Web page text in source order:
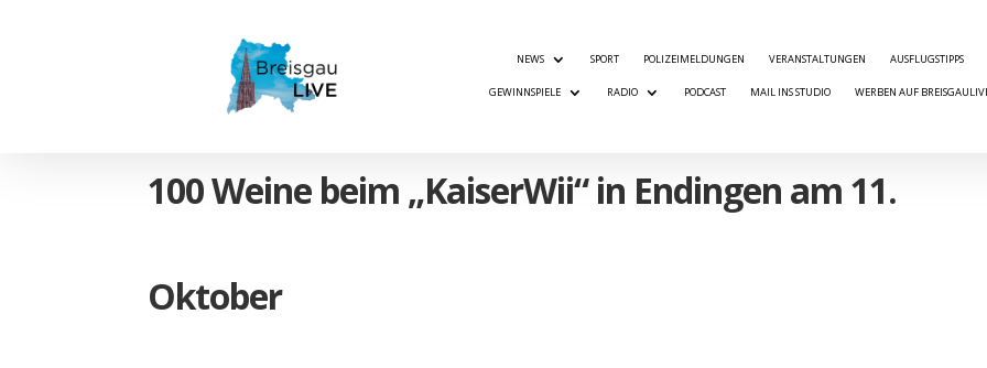
NEWS SPORT POLIZEIMELDUNGEN VERANSTALTUNGEN AUSFLUGSTIPPS
GEWINNSPIELE RADIO PODCAST MAIL INS STUDIO WERBEN AUF
100 Weine beim „KaiserWii“ in Endingen am 11.
Oktober